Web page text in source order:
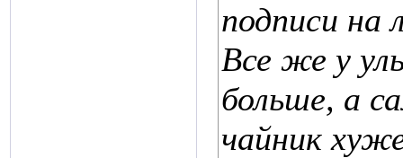
подписи на
Все же у
больше, а
чайник